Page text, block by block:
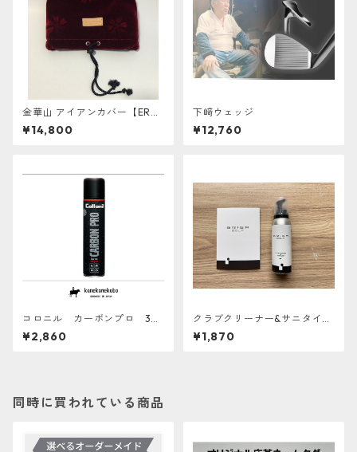
金華山 アイアンカバー【ERAB
ERU】
¥14,800
下﨑ウェッジ
¥12,760
コロニル カーボンプロ 30
0ml 防水スプレー
¥2,860
クラブクリーナー&サニタイザ
ー BRIGA GOLF
¥1,870
同時に買われている商品